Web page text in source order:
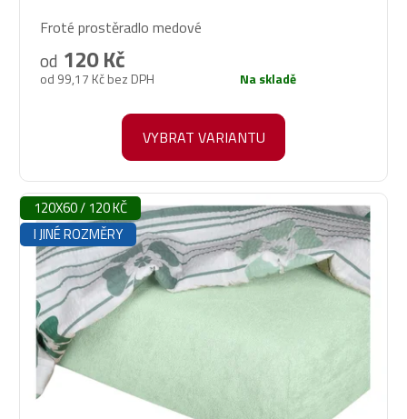
hodnocení
produktu
je
Froté prostěradlo medové
od 99,17 Kč bez DPH
od 120 Kč
Na skladě
VYBRAT VARIANTU
120X60 / 120 KČ
I JINÉ ROZMĚRY